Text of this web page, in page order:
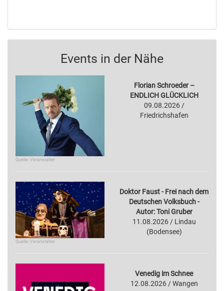
Events in der Nähe
Quelle: Veranstalter
Florian Schroeder –
ENDLICH GLÜCKLICH
09.08.2026 /
Friedrichshafen
Quelle: Veranstalter
Doktor Faust - Frei nach dem
Deutschen Volksbuch -
Autor: Toni Gruber
11.08.2026 / Lindau
(Bodensee)
Venedig im Schnee
12.08.2026 / Wangen